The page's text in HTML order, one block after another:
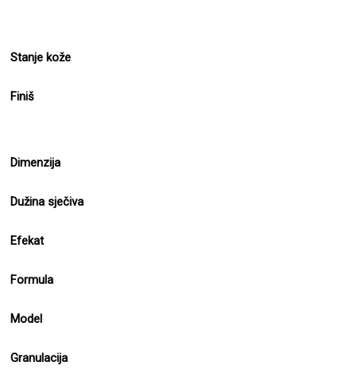
Stanje kože
Finiš
Dimenzija
Dužina sječiva
Efekat
Formula
Model
Granulacija